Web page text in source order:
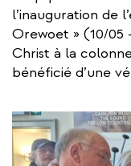
l’inauguration de
Orewoet » (10/05
Christ à la
bénéficié d’une